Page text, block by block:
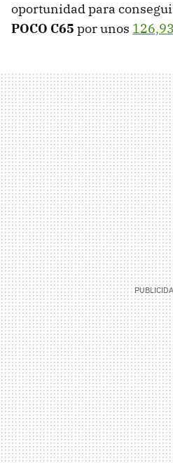
oportunidad para
POCO C65 por unos